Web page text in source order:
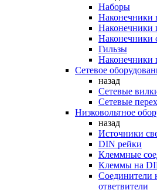
Наборы
Наконечники
Наконечники
Наконечники
Гильзы
Наконечники
Сетевое
назад
Сетевые
Сетевые
Низковольтное
назад
Источники
DIN рейки
Клеммные
Клеммы на
Соединители
ответвители